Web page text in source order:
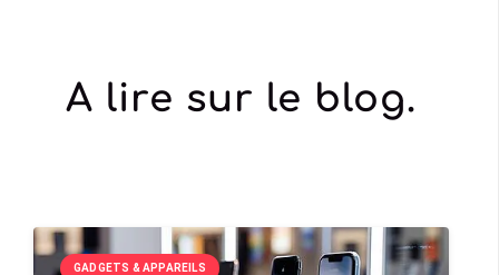
A lire sur le blog.
GADGETS & APPAREILS